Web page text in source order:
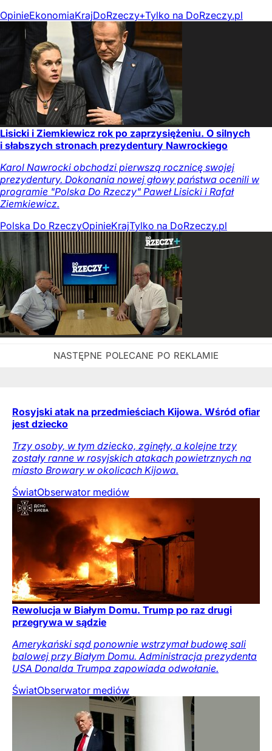
OpinieEkonomiaKrajDoRzeczy+Tylko na DoRzeczy.pl
Lisicki i Ziemkiewicz rok po zaprzysiężeniu. O silnych
i słabszych stronach prezydentury Nawrockiego
Karol Nawrocki obchodzi pierwszą rocznicę swojej
prezydentury. Dokonania nowej głowy państwa ocenili w
programie "Polska Do Rzeczy" Paweł Lisicki i Rafał
Ziemkiewicz.
Polska Do RzeczyOpinieKrajTylko na DoRzeczy.pl
Rosyjski atak na przedmieściach Kijowa. Wśród ofiar
jest dziecko
Trzy osoby, w tym dziecko, zginęły, a kolejne trzy
zostały ranne w rosyjskich atakach powietrznych na
miasto Browary w okolicach Kijowa.
ŚwiatObserwator mediów
Rewolucja w Białym Domu. Trump po raz drugi
przegrywa w sądzie
Amerykański sąd ponownie wstrzymał budowę sali
balowej przy Białym Domu. Administracja prezydenta
USA Donalda Trumpa zapowiada odwołanie.
ŚwiatObserwator mediów